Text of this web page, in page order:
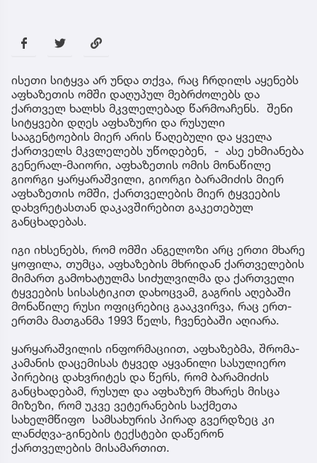
ისეთი სიტყვა არ უნდა თქვა, რაც ჩრდილს აყენებს
აფხაზეთის ომში დაღუპულ მებრძოლებს და
ქართველ ხალხს მკვლელებად წარმოაჩენს. შენი
სიტყვები დღეს აფხაზური და რუსული
სააგენტოების მიერ არის წაღებული და ყველა
ქართველს მკვლელებს უწოდებენ, - ასე ეხმიანება
გენერალ-მაიორი, აფხაზეთის ომის მონაწილე
გიორგი ყარყარაშვილი, გიორგი ბარამიძის მიერ
აფხაზეთის ომში, ქართველების მიერ ტყვეების
დახვრეტასთან დაკავშირებით გაკეთებულ
განცხადებას.
იგი იხსენებს, რომ ომში ანგელოზი არც ერთი მხარე
ყოფილა, თუმცა, აფხაზების მხრიდან ქართველების
მიმართ გამოხატულმა სიძულვილმა და ქართველი
ტყვეების სისასტიკით დახოცვამ, გაგრის აღებაში
მონაწილე რუსი ოფიცრებიც გააკვირვა, რაც ერთ-
ერთმა მათგანმა 1993 წელს, ჩვენებაში აღიარა.
ყარყარაშვილის ინფორმაციით, აფხაზებმა, შრომა-
კამანის დაცემისას ტყვედ აყვანილი სასულიერო
პირებიც დახვრიტეს და წერს, რომ ბარამიძის
განცხადებამ, რუსულ და აფხაზურ მხარეს მისცა
მიზეზი, რომ უკვე ვეტერანების საქმეთა
სახელმწიფო სამსახურის პირად გვერდზეც კი
ლანძღვა-გინების ტექსტები დაწერონ
ქართველების მისამართით.